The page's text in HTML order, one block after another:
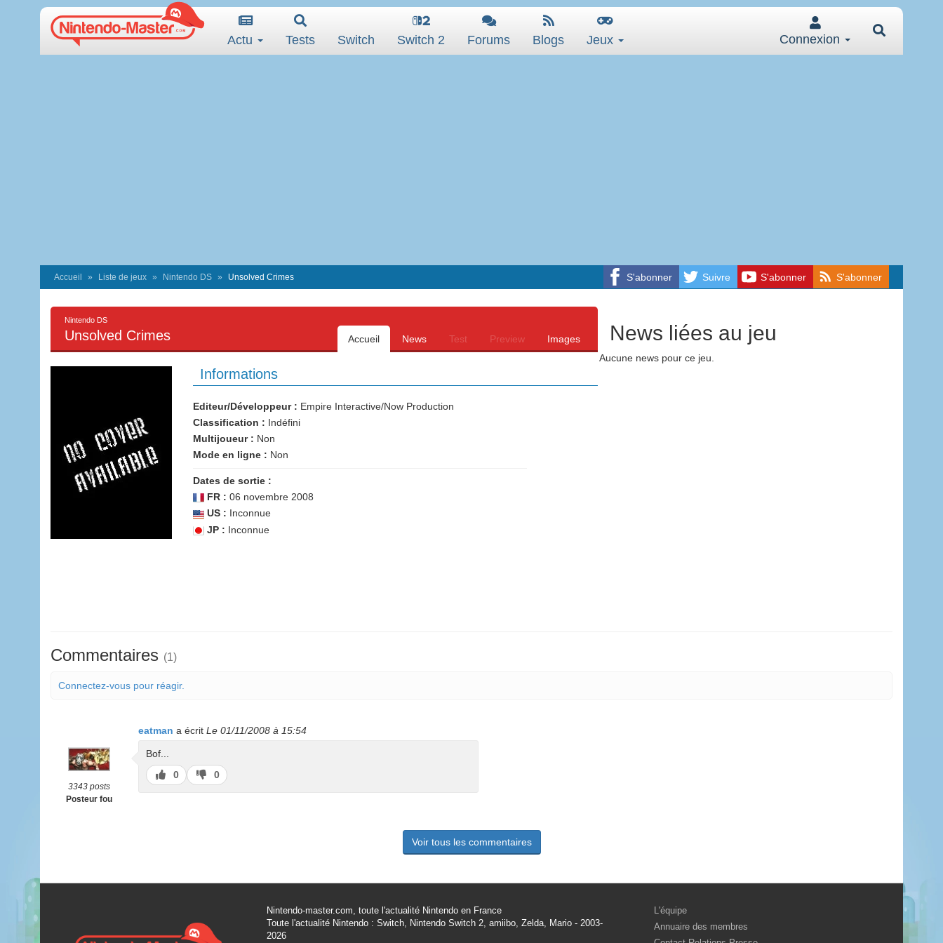
Actu Tests Switch Switch 2 Forums Blogs Jeux Connexion
S'abonner Suivre S'abonner S'abonner
Accueil Liste de jeux Nintendo DS Unsolved Crimes
Nintendo DS
Unsolved Crimes Accueil News Test Preview Images
Informations
Editeur/Développeur : Empire Interactive/Now Production
Classification : Indéfini
Multijoueur : Non
Mode en ligne : Non
Dates de sortie :
FR : 06 novembre 2008
US : Inconnue
JP : Inconnue
News liées au jeu
Aucune news pour ce jeu.
Commentaires (1)
Connectez-vous pour réagir.
3343 posts
Posteur fou
eatman a écrit Le 01/11/2008 à 15:54
Bof...
J’aime
0
J’aime
pas
0
Voir tous les commentaires
Nintendo-master.com, toute l'actualité Nintendo en France
Toute l'actualité Nintendo : Switch, Nintendo Switch 2, amiibo, Zelda, Mario - 2003-
2026
L'équipe
Annuaire des membres